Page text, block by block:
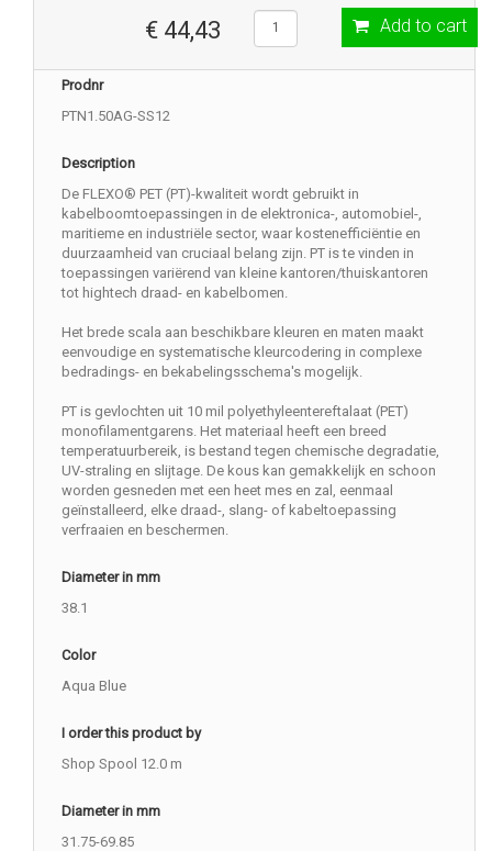
€ 44,43 Add to cart
Prodnr
PTN1.50AG-SS12
Description
De FLEXO® PET (PT)-kwaliteit wordt gebruikt in
kabelboomtoepassingen in de elektronica-, automobiel-,
maritieme en industriële sector, waar kostenefficiëntie en
duurzaamheid van cruciaal belang zijn. PT is te vinden in
toepassingen variërend van kleine kantoren/thuiskantoren
tot hightech draad- en kabelbomen.
Het brede scala aan beschikbare kleuren en maten maakt
eenvoudige en systematische kleurcodering in complexe
bedradings- en bekabelingsschema's mogelijk.
PT is gevlochten uit 10 mil polyethyleentereftalaat (PET)
monofilamentgarens. Het materiaal heeft een breed
temperatuurbereik, is bestand tegen chemische degradatie,
UV-straling en slijtage. De kous kan gemakkelijk en schoon
worden gesneden met een heet mes en zal, eenmaal
geïnstalleerd, elke draad-, slang- of kabeltoepassing
verfraaien en beschermen.
Diameter in mm
38.1
Color
Aqua Blue
I order this product by
Shop Spool 12.0 m
Diameter in mm
31.75-69.85